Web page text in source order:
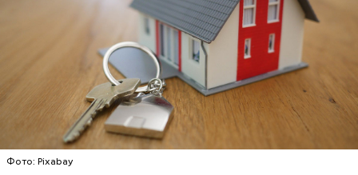
Фото: Pixabay
растительное масло;
соль, перец по вкусу;
свежий базилик;
сливки жирностью 20 процентов.
— Она должна приятно пахнуть. Если дыня не
пахнет, значит, ее созревание ускорили или
сорвали недозревшей. Она может быть мягкой, но
будет безвкусной.